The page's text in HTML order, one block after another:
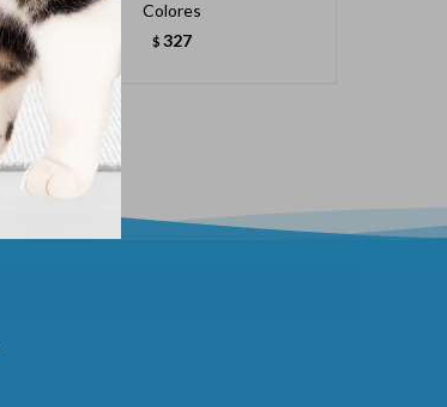
Colores
$ 327